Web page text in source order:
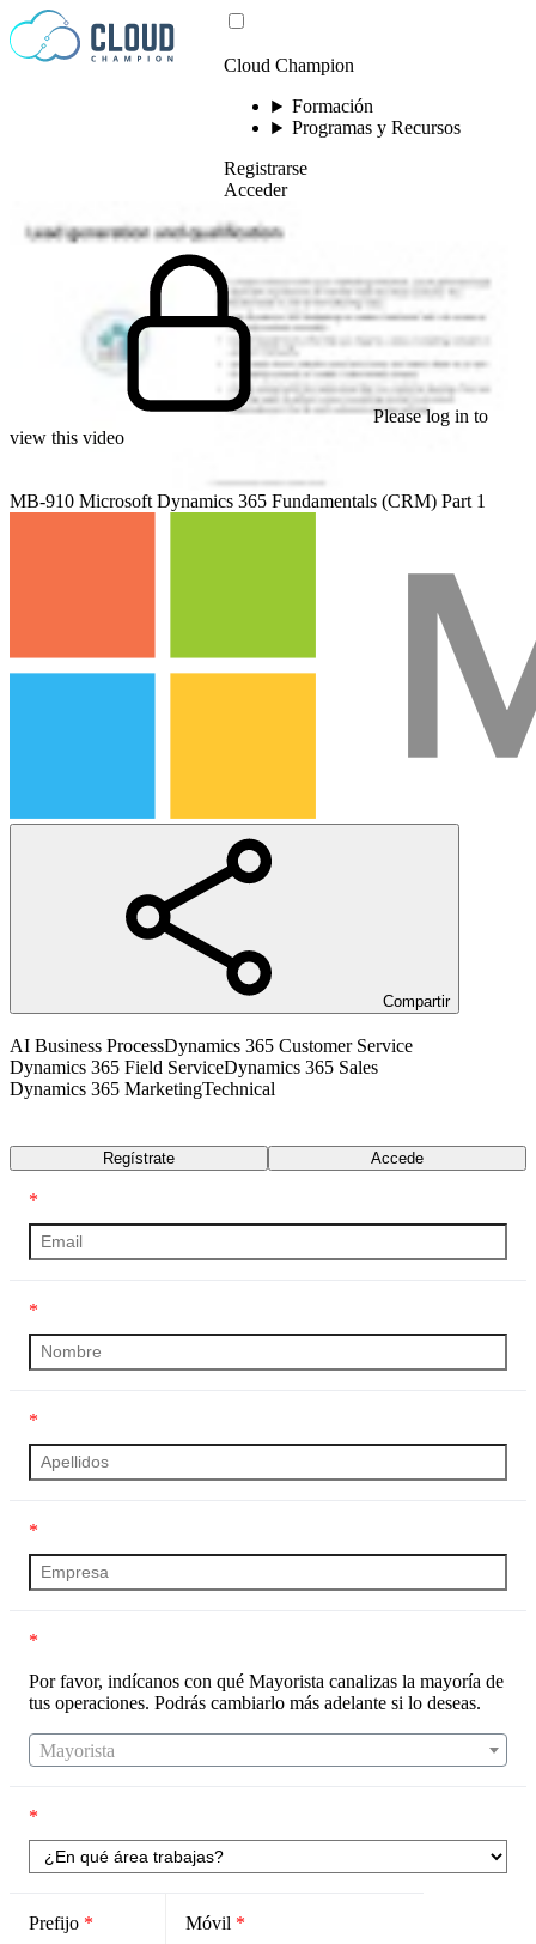
Saltar al contenido
Cloud Champion
Formación
Programas y Recursos
Registrarse
Acceder
Please log in to
view this video
MB-910 Microsoft Dynamics 365 Fundamentals (CRM) Part 1
Compartir
AI Business ProcessDynamics 365 Customer Service
Dynamics 365 Field ServiceDynamics 365 Sales
Dynamics 365 MarketingTechnical
Regístrate Accede
*
*
*
*
*
Por favor, indícanos con qué Mayorista canalizas la mayoría de
tus operaciones. Podrás cambiarlo más adelante si lo deseas.
Mayorista
*
Prefijo * Móvil *